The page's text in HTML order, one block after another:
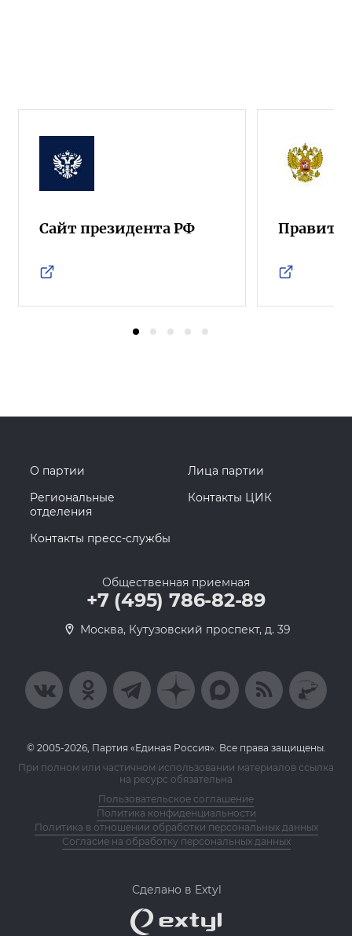
Сайт президента РФ
О партии
Лица партии
Региональные
отделения
Контакты ЦИК
Контакты пресс-службы
Общественная приемная
+7 (495) 786-82-89
Москва, Кутузовский проспект, д. 39
© 2005-2026, Партия «Единая Россия». Все права защищены.
При полном или частичном использовании материалов ссылка
на ресурс обязательна
Пользовательское соглашение
Политика конфиденциальности
Политика в отношении обработки персональных данных
Согласие на обработку персональных данных
Сделано в Extyl